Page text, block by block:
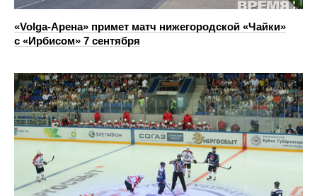
«Volga-Арена» примет матч нижегородской «Чайки»
с «Ирбисом» 7 сентября